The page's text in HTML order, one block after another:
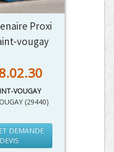
Proxi
vougay
VOUGAY
(29440)
DEMANDE